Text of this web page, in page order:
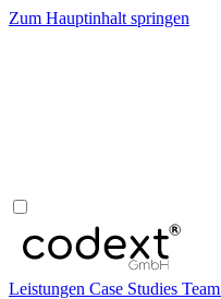
Zum Hauptinhalt springen
Leistungen Case Studies Team